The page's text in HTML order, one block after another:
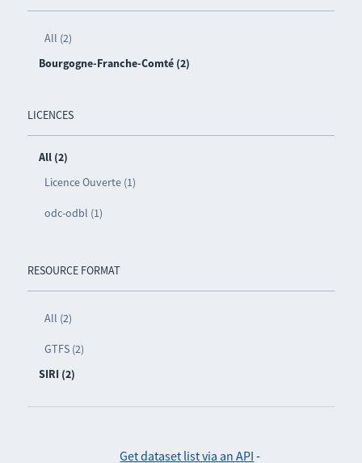
All (2)
Bourgogne-Franche-Comté (2)
LICENCES
All (2)
Licence Ouverte (1)
odc-odbl (1)
RESOURCE FORMAT
All (2)
GTFS (2)
SIRI (2)
Get dataset list via an API -